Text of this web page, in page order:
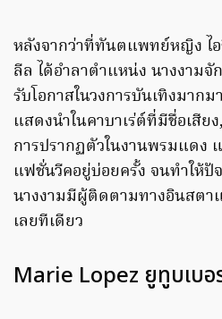
หลังจากว่าที่ทันตแพทย์หญิง ไ
ลีล ได้อำลาตำแหน่ง นางงามจั
รับโอกาสในวงการบันเทิงมาก
แสดงนำในคาบาเร่ต์ที่มีชื่อเสีย
การปรากฏตัวในงานพรมแดง
แฟชั่นวีคอยู่บ่อยครั้ง จนทำให้ปั
นางงามมีผู้ติดตามทางอินสตา
เลยทีเดียว
Marie Lopez ยูทูบเบอ